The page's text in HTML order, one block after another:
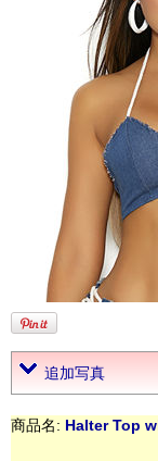
追加写真
商品名: Halter Top